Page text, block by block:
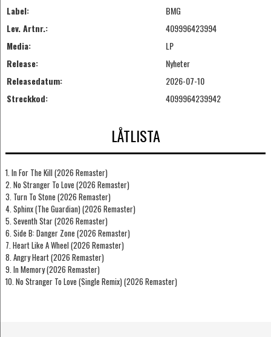
Label:
BMG
Lev. Artnr.:
409996423994
Media:
LP
Release:
Nyheter
Releasedatum:
2026-07-10
Streckkod:
4099964239942
LÅTLISTA
1. In For The Kill (2026 Remaster)
2. No Stranger To Love (2026 Remaster)
3. Turn To Stone (2026 Remaster)
4. Sphinx (The Guardian) (2026 Remaster)
5. Seventh Star (2026 Remaster)
6. Side B: Danger Zone (2026 Remaster)
7. Heart Like A Wheel (2026 Remaster)
8. Angry Heart (2026 Remaster)
9. In Memory (2026 Remaster)
10. No Stranger To Love (Single Remix) (2026 Remaster)